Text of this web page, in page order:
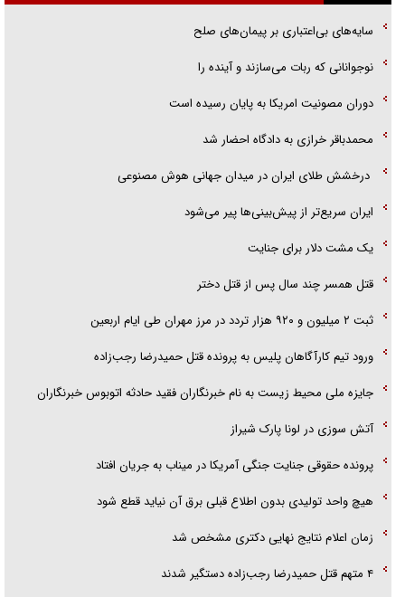
آیا مقاومت فلسطین خلع‌سلاح می‌شود؟
سایه‌های بی‌اعتباری بر پیمان‌های صلح
نوجوانانی که ربات می‌سازند و آینده را
دوران مصونیت امریکا به پایان رسیده است
محمدباقر خرازی به دادگاه احضار شد
درخشش طلای ایران در میدان جهانی هوش مصنوعی
ایران سریع‌تر از پیش‌بینی‌ها پیر می‌شود
‌یک مشت دلار برای جنایت
قتل همسر چند سال پس از قتل دختر
ثبت ۲ میلیون و ۹۲۰ هزار تردد در مرز مهران طی ایام اربعین
ورود تیم کارآگاهان پلیس به پرونده قتل حمیدرضا رجب‌زاده
جایزه ملی محیط زیست به نام خبرنگاران فقید حادثه اتوبوس خبرنگاران
آتش سوزی در لونا پارک شیراز
پرونده حقوقی جنایت جنگی آمریکا در میناب به جریان افتاد
هیچ واحد تولیدی بدون اطلاع قبلی برق آن نیاید قطع شود
زمان اعلام نتایج نهایی دکتری مشخص شد
۴ متهم قتل حمیدرضا رجب‌زاده دستگیر شدند